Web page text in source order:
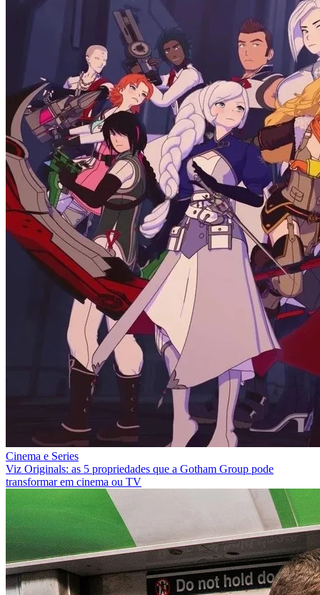
Cinema e Series
Viz Originals: as 5 propriedades que a Gotham Group pode
transformar em cinema ou TV